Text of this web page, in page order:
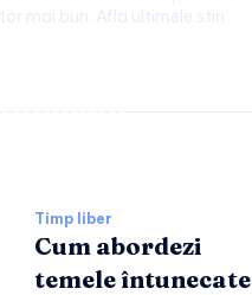
Timp liber
Cum abordezi
temele întunecate